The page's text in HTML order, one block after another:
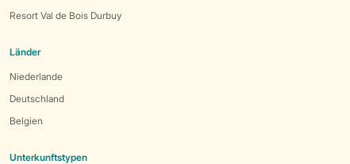
Resort Val de Bois Durbuy
Länder
Niederlande
Deutschland
Belgien
Unterkunftstypen